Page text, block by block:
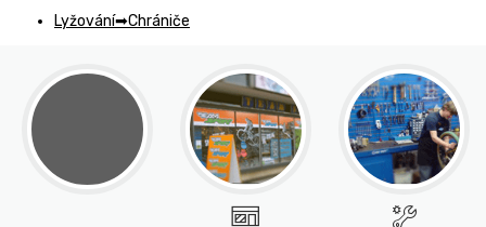
Lyžování Chrániče